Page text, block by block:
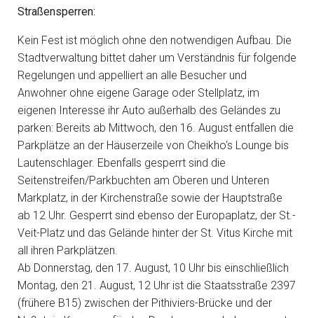
Straßensperren:
Kein Fest ist möglich ohne den notwendigen Aufbau. Die
Stadtverwaltung bittet daher um Verständnis für folgende
Regelungen und appelliert an alle Besucher und
Anwohner ohne eigene Garage oder Stellplatz, im
eigenen Interesse ihr Auto außerhalb des Geländes zu
parken: Bereits ab Mittwoch, den 16. August entfallen die
Parkplätze an der Häuserzeile von Cheikho‘s Lounge bis
Lautenschlager. Ebenfalls gesperrt sind die
Seitenstreifen/Parkbuchten am Oberen und Unteren
Markplatz, in der Kirchenstraße sowie der Hauptstraße
ab 12 Uhr. Gesperrt sind ebenso der Europaplatz, der St.-
Veit-Platz und das Gelände hinter der St. Vitus Kirche mit
all ihren Parkplätzen.
Ab Donnerstag, den 17. August, 10 Uhr bis einschließlich
Montag, den 21. August, 12 Uhr ist die Staatsstraße 2397
(frühere B15) zwischen der Pithiviers-Brücke und der